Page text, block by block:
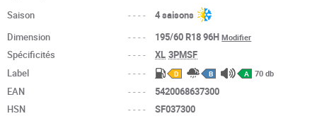
Saison
----
4 saisons
Dimension
---- 195/60 R18 96HModifier
Spécificités ---- XL 3PMSF
Label
---- D B A 70 db
EAN ----
5420068637300
HSN
---- SF037300